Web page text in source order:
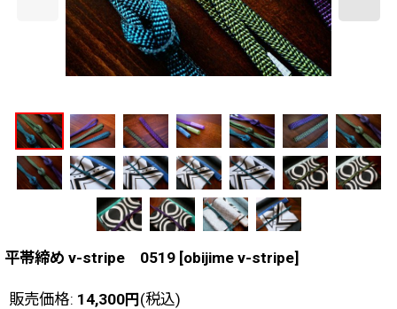
平帯締め v-stripe 0519 [obijime v-stripe]
販売価格: 14,300円(税込)